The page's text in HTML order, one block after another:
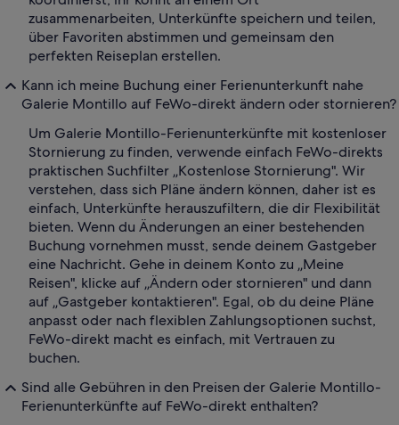
zusammenarbeiten, Unterkünfte speichern und teilen,
über Favoriten abstimmen und gemeinsam den
perfekten Reiseplan erstellen.
Kann ich meine Buchung einer Ferienunterkunft nahe
Galerie Montillo auf FeWo-direkt ändern oder stornieren?
Um Galerie Montillo-Ferienunterkünfte mit kostenloser
Stornierung zu finden, verwende einfach FeWo-direkts
praktischen Suchfilter „Kostenlose Stornierung". Wir
verstehen, dass sich Pläne ändern können, daher ist es
einfach, Unterkünfte herauszufiltern, die dir Flexibilität
bieten. Wenn du Änderungen an einer bestehenden
Buchung vornehmen musst, sende deinem Gastgeber
eine Nachricht. Gehe in deinem Konto zu „Meine
Reisen", klicke auf „Ändern oder stornieren" und dann
auf „Gastgeber kontaktieren". Egal, ob du deine Pläne
anpasst oder nach flexiblen Zahlungsoptionen suchst,
FeWo-direkt macht es einfach, mit Vertrauen zu
buchen.
Sind alle Gebühren in den Preisen der Galerie Montillo-
Ferienunterkünfte auf FeWo-direkt enthalten?